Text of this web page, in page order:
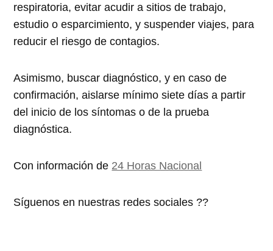
respiratoria, evitar acudir a sitios de trabajo,
estudio o esparcimiento, y suspender viajes, para
reducir el riesgo de contagios.
Asimismo, buscar diagnóstico, y en caso de
confirmación, aislarse mínimo siete días a partir
del inicio de los síntomas o de la prueba
diagnóstica.
Con información de 24 Horas Nacional
Síguenos en nuestras redes sociales ??